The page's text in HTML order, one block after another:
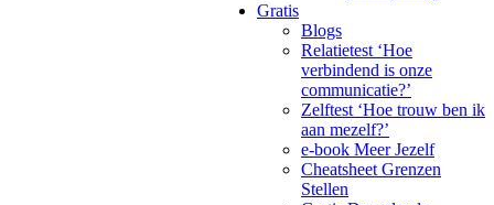
Gratis
Blogs
Relatietest ‘Hoe
verbindend is onze
communicatie?’
Zelftest ‘Hoe trouw ben ik
aan mezelf?’
e-book Meer Jezelf
Cheatsheet Grenzen
Stellen